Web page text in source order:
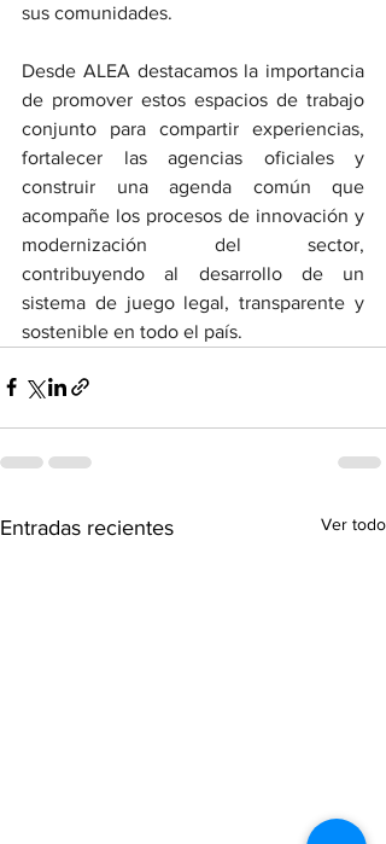
sus comunidades.
Desde ALEA destacamos la importancia
de promover estos espacios de trabajo
conjunto para compartir experiencias,
fortalecer las agencias oficiales y
construir una agenda común que
acompañe los procesos de innovación y
modernización del sector,
contribuyendo al desarrollo de un
sistema de juego legal, transparente y
sostenible en todo el país.
Entradas recientes Ver todo